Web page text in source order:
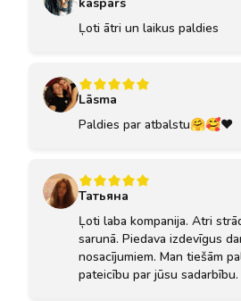
Ļoti ātri un laikus paldies
Lāsma
Paldies par atbalstu🤗🥰❤️
Татьяна
Ļoti laba kompanija. Atri
sarunā. Piedava izdevīgus
nosacījumiem. Man tiešām
pateicību par jūsu sadarbību.